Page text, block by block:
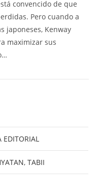
convencido de que
Pero cuando a
japoneses, Kenway
maximizar sus
EDITORIAL
,TABII